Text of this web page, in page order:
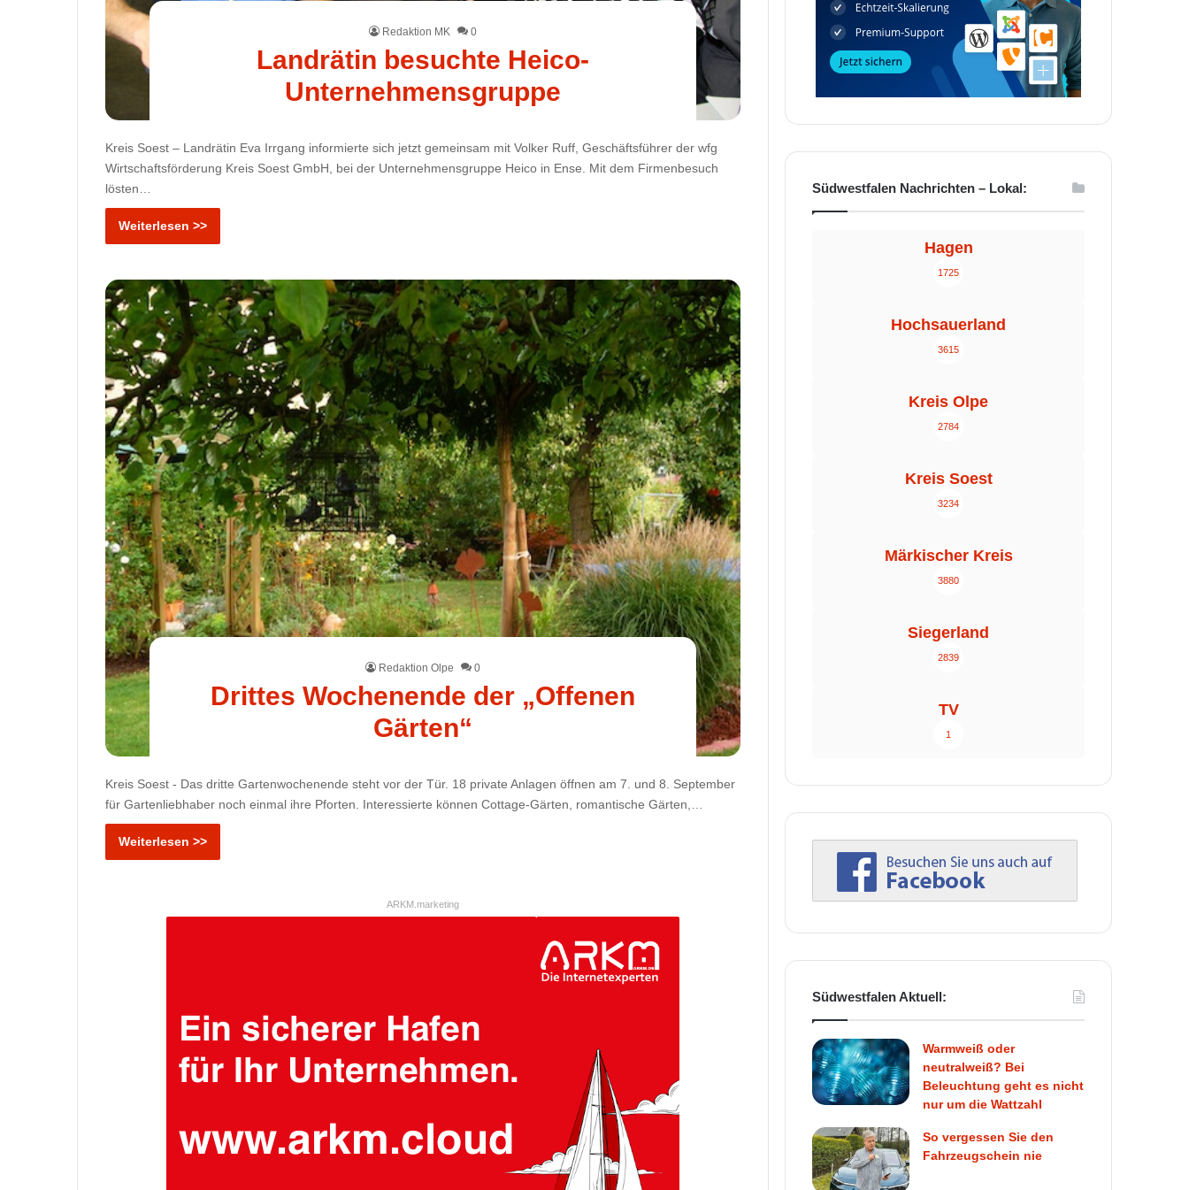
Redaktion MK 0
Landrätin besuchte Heico-
Unternehmensgruppe
Kreis Soest – Landrätin Eva Irrgang informierte sich jetzt gemeinsam mit Volker Ruff, Geschäftsführer der wfg
Wirtschaftsförderung Kreis Soest GmbH, bei der Unternehmensgruppe Heico in Ense. Mit dem Firmenbesuch
lösten…
Weiterlesen >>
Redaktion Olpe 0
Drittes Wochenende der „Offenen
Gärten“
Kreis Soest - Das dritte Gartenwochenende steht vor der Tür. 18 private Anlagen öffnen am 7. und 8. September
für Gartenliebhaber noch einmal ihre Pforten. Interessierte können Cottage-Gärten, romantische Gärten,…
Weiterlesen >>
ARKM.marketing
Südwestfalen Nachrichten – Lokal:
Hagen
1725
Hochsauerland
3615
Kreis Olpe
2784
Kreis Soest
3234
Märkischer Kreis
3880
Siegerland
2839
TV
1
Südwestfalen Aktuell:
Warmweiß oder
neutralweiß? Bei
Beleuchtung geht es nicht
nur um die Wattzahl
So vergessen Sie den
Fahrzeugschein nie